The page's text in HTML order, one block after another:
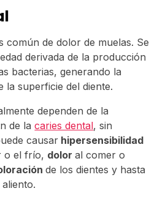
común de dolor de muelas. Se
derivada de la producción
bacterias, generando la
la superficie del diente.
dependen de la
de lacaries dental, sin
causar hipersensibilidad
o el frío, doloral comer o
de los dientes y hasta